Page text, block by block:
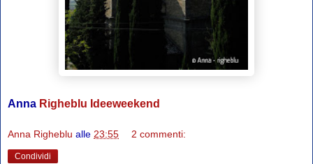
Anna Righeblu Ideeweekend
Anna Righeblu alle 23:55 2 commenti:
Condividi